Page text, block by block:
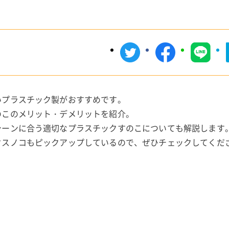
ラスチック製がおすすめです。
のメリット・デメリットを紹介。
ンに合う適切なプラスチックすのこについても解説します
ノコもピックアップしているので、ぜひチェックしてくだ